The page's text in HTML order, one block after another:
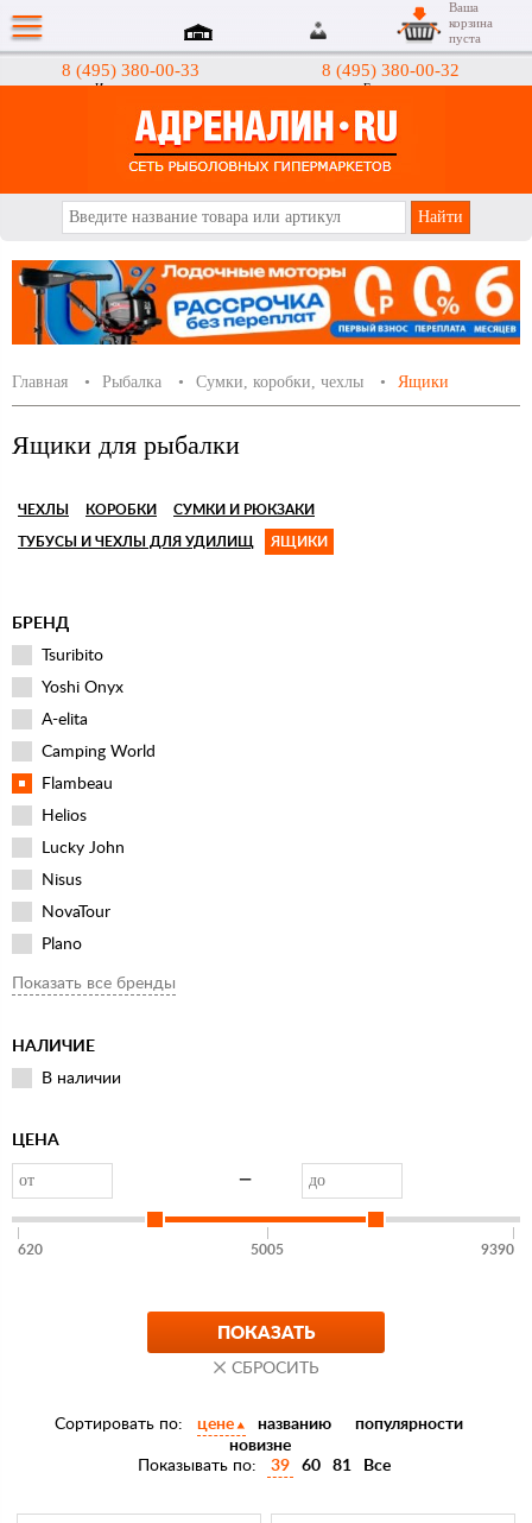
8 (495) 380-00-33
Интернет-магазин
8 (495) 380-00-32
Гипермаркеты
Ваша
корзина
пуста
Главная Рыбалка Сумки, коробки, чехлы Ящики
Ящики для рыбалки
ЧЕХЛЫ КОРОБКИ СУМКИ И РЮКЗАКИ
ТУБУСЫ И ЧЕХЛЫ ДЛЯ УДИЛИЩ ЯЩИКИ
БРЕНД
Tsuribito
Yoshi Onyx
A-elita
Camping World
Flambeau
Helios
Lucky John
Nisus
NovaTour
Plano
Salmo
Показать все бренды
НАЛИЧИЕ
В наличии
ЦЕНА
—
620 5005 9390
Сортировать по: цене названию
популярности
новизне
Показывать по:
39 60 81 Все